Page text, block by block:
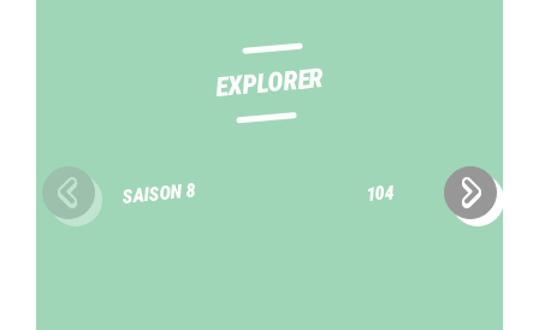
EXPLORER
SAISON 8 104
Slide précédente Slide